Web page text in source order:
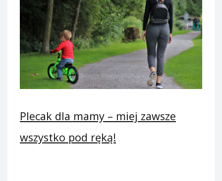
Plecak dla mamy – miej zawsze
wszystko pod ręką!